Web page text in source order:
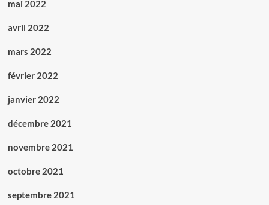
mai 2022
avril 2022
mars 2022
février 2022
janvier 2022
décembre 2021
novembre 2021
octobre 2021
septembre 2021